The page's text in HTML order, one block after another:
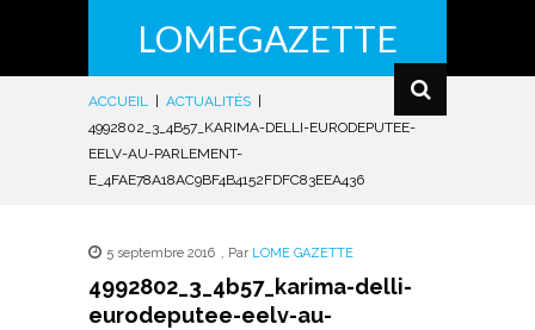
LOMEGAZETTE
ACCUEIL ACTUALITÉS
4992802_3_4B57_KARIMA-DELLI-EURODEPUTEE-
EELV-AU-PARLEMENT-
E_4FAE78A18AC9BF4B4152FDFC83EEA436
5 septembre 2016 , Par LOME GAZETTE
4992802_3_4b57_karima-delli-
eurodeputee-eelv-au-